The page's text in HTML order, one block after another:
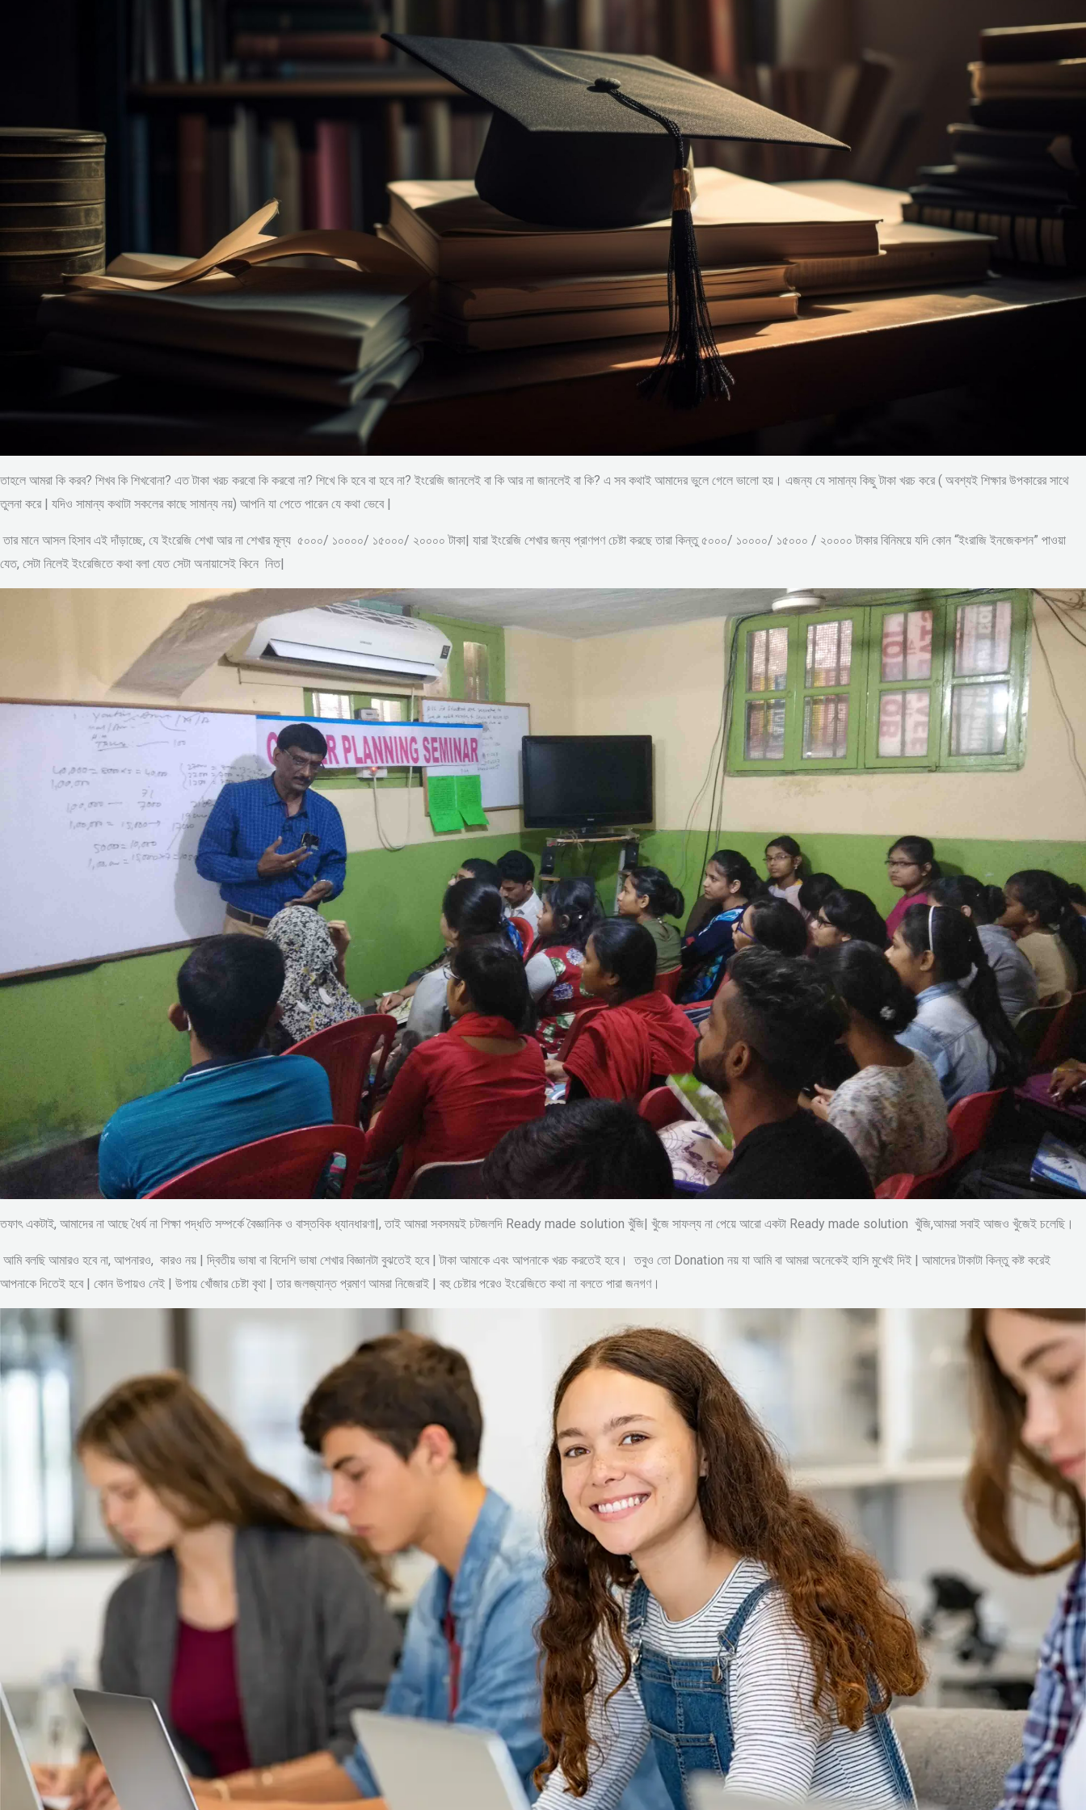
তাহলে আমরা কি করব? শিখব কি শিখবোনা? এত টাকা খরচ করবো কি করবো না? শিখে কি হবে বা হবে না? ইংরেজি জানলেই বা কি আর না জানলেই বা কি? এ সব কথাই আমাদের ভুলে গেলে ভালো হয়। এজন্য যে সামান্য কিছু টাকা খরচ করে ( অবশ্যই শিক্ষার উপকারের সাথে
তুলনা করে | যদিও সামান্য কথাটা সকলের কাছে সামান্য নয়) আপনি যা পেতে পারেন যে কথা ভেবে |
তার মানে আসল হিসাব এই দাঁড়াচ্ছে, যে ইংরেজি শেখা আর না শেখার মূল্য ৫০০০/ ১০০০০/ ১৫০০০/ ২০০০০ টাকা| যারা ইংরেজি শেখার জন্য প্রাণপণ চেষ্টা করছে তারা কিন্তু ৫০০০/ ১০০০০/ ১৫০০০ / ২০০০০ টাকার বিনিময়ে যদি কোন “ইংরাজি ইনজেকশন” পাওয়া
যেত, সেটা নিলেই ইংরেজিতে কথা বলা যেত সেটা অনায়াসেই কিনে নিত|
তফাৎ একটাই, আমাদের না আছে ধৈর্য না শিক্ষা পদ্ধতি সম্পর্কে বৈজ্ঞানিক ও বাস্তবিক ধ্যানধারণা|, তাই আমরা সবসময়ই চটজলদি Ready made solution খুঁজি| খুঁজে সাফল্য না পেয়ে আরো একটা Ready made solution খুঁজি,আমরা সবাই আজও খুঁজেই চলেছি।
আমি বলছি আমারও হবে না, আপনারও, কারও নয় | দ্বিতীয় ভাষা বা বিদেশি ভাষা শেখার বিজ্ঞানটা বুঝতেই হবে | টাকা আমাকে এবং আপনাকে খরচ করতেই হবে। তবুও তো Donation নয় যা আমি বা আমরা অনেকেই হাসি মুখেই দিই | আমাদের টাকাটা কিন্তু কষ্ট করেই
আপনাকে দিতেই হবে | কোন উপায়ও নেই | উপায় খোঁজার চেষ্টা বৃথা | তার জলজ্যান্ত প্রমাণ আমরা নিজেরাই | বহু চেষ্টার পরেও ইংরেজিতে কথা না বলতে পারা জনগণ।